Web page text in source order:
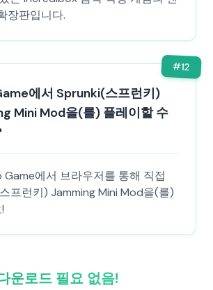
장판입니다.
#12
에서 Sprunki(스프런키)
Mini Mod을(를) 플레이할 수
Game에서 브라우저를 통해 직접
프런키) Jamming Mini Mod을(를)
운로드 필요 없음!